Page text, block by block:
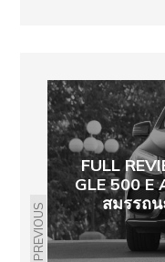
PREVIOUS
FULL
GLE 500 E
สมรรถ